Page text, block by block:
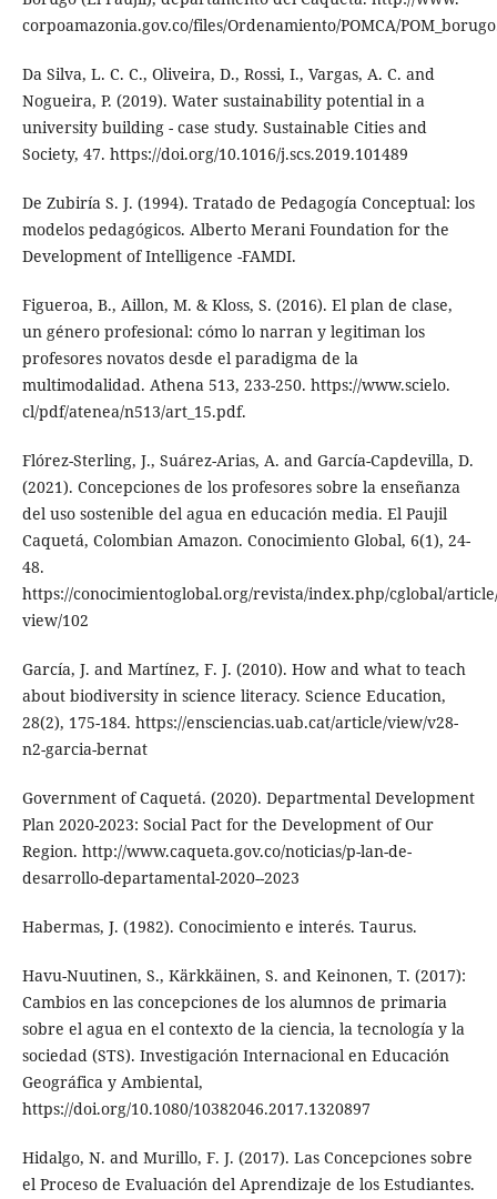
corpoamazonia.gov.co/files/Ordenamiento/POMCA/
Da Silva, L. C. C., Oliveira, D., Rossi, I., Vargas, A. C. and
Nogueira, P. (2019). Water sustainability potential in a
university building - case study. Sustainable Cities and
Society, 47. https://doi.org/10.1016/j.scs.2019.101489
De Zubiría S. J. (1994). Tratado de Pedagogía Conceptual: los
modelos pedagógicos. Alberto Merani Foundation for the
Development of Intelligence -FAMDI.
Figueroa, B., Aillon, M. & Kloss, S. (2016). El plan de clase,
un género profesional: cómo lo narran y legitiman los
profesores novatos desde el paradigma de la
multimodalidad. Athena 513, 233-250. https://www.scielo.
cl/pdf/atenea/n513/art_15.pdf.
Flórez-Sterling, J., Suárez-Arias, A. and García-Capdevilla, D.
(2021). Concepciones de los profesores sobre la enseñanza
del uso sostenible del agua en educación media. El Paujil
Caquetá, Colombian Amazon. Conocimiento Global, 6(1), 24-
48.
https://conocimientoglobal.org/revista/index.php/cglobal/
view/102
García, J. and Martínez, F. J. (2010). How and what to teach
about biodiversity in science literacy. Science Education,
28(2), 175-184. https://ensciencias.uab.cat/article/view/v28-
n2-garcia-bernat
Government of Caquetá. (2020). Departmental Development
Plan 2020-2023: Social Pact for the Development of Our
Region. http://www.caqueta.gov.co/noticias/p-lan-de-
desarrollo-departamental-2020--2023
Habermas, J. (1982). Conocimiento e interés. Taurus.
Havu-Nuutinen, S., Kärkkäinen, S. and Keinonen, T. (2017):
Cambios en las concepciones de los alumnos de primaria
sobre el agua en el contexto de la ciencia, la tecnología y la
sociedad (STS). Investigación Internacional en Educación
Geográfica y Ambiental,
https://doi.org/10.1080/10382046.2017.1320897
Hidalgo, N. and Murillo, F. J. (2017). Las Concepciones sobre
el Proceso de Evaluación del Aprendizaje de los Estudiantes.